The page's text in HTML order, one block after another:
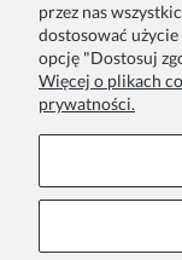
Twoje zamówienia
Zwroty i
Formy płatności
Czas i koszty
przez nas
dostosować
opcję "Dostosuj
Więcej o plikach
prywatności.